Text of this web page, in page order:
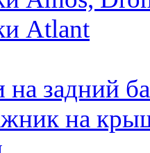
Atlant
на задний
на